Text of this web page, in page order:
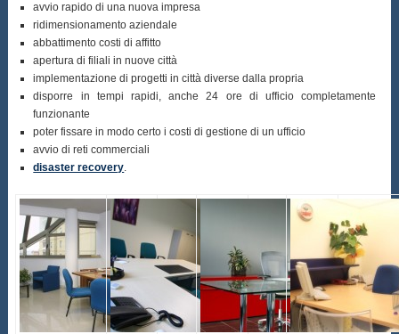
avvio rapido di una nuova impresa
ridimensionamento aziendale
abbattimento costi di affitto
apertura di filiali in nuove città
implementazione di progetti in città diverse dalla propria
disporre in tempi rapidi, anche 24 ore di ufficio completamente
funzionante
poter fissare in modo certo i costi di gestione di un ufficio
avvio di reti commerciali
disaster recovery.